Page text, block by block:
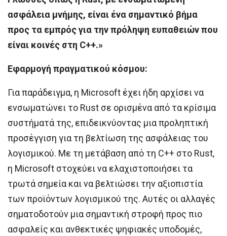
ασφάλεια μνήμης, είναι ένα σημαντικό βήμα
προς τα εμπρός για την πρόληψη ευπαθειών που
είναι κοινές στη C++.»
Εφαρμογή πραγματικού κόσμου:
Για παράδειγμα, η Microsoft έχει ήδη αρχίσει να
ενσωματώνει το Rust σε ορισμένα από τα κρίσιμα
συστήματά της, επιδεικνύοντας μια προληπτική
προσέγγιση για τη βελτίωση της ασφάλειας του
λογισμικού. Με τη μετάβαση από τη C++ στο Rust,
η Microsoft στοχεύει να ελαχιστοποιήσει τα
τρωτά σημεία και να βελτιώσει την αξιοπιστία
των προϊόντων λογισμικού της. Αυτές οι αλλαγές
σηματοδοτούν μια σημαντική στροφή προς πιο
ασφαλείς και ανθεκτικές ψηφιακές υποδομές,